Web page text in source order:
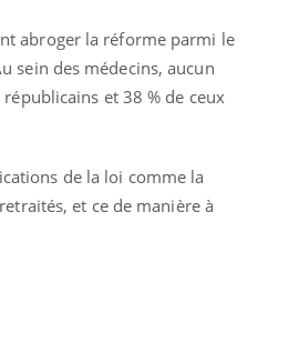
abroger la réforme parmi le
sein des médecins, aucun
et 38 % de ceux
de la loi comme la
et ce de manière à